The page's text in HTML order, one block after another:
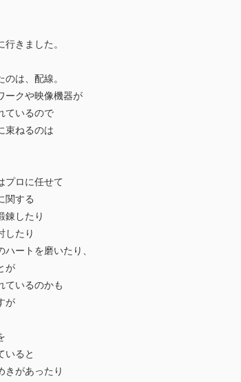
きました。
は、配線。
ークや映像機器が
ているので
束ねるのは
プロに任せて
関する
錬したり
したり
ハートを磨いたり、
が
ているのかも
が
いると
きがあったり